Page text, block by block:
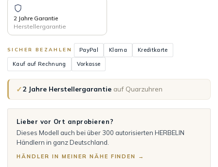
2 Jahre Garantie
Herstellergarantie
SICHER BEZAHLEN PayPal Klarna Kreditkarte
Kauf auf Rechnung Vorkasse
✓2 Jahre Herstellergarantie auf Quarzuhren
Lieber vor Ort anprobieren?
Dieses Modell auch bei über 300 autorisierten HERBELIN
Händlern in ganz Deutschland.
HÄNDLER IN MEINER NÄHE FINDEN →